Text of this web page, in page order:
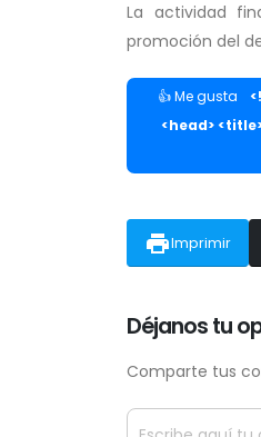
La actividad
promoción del
👍 Me gusta
<head>
printImprimir
Déjanos tu
Comparte tus